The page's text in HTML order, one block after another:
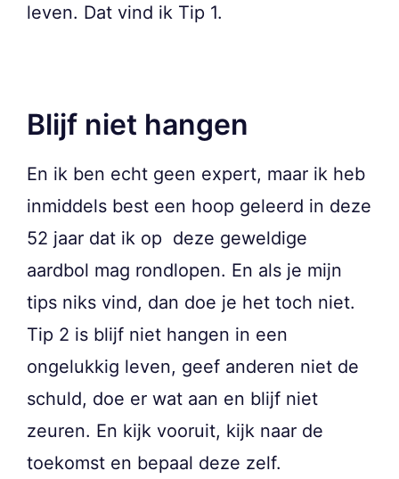
leven. Dat vind ik Tip 1.
Blijf niet hangen
En ik ben echt geen expert, maar ik heb
inmiddels best een hoop geleerd in deze
52 jaar dat ik op deze geweldige
aardbol mag rondlopen. En als je mijn
tips niks vind, dan doe je het toch niet.
Tip 2 is blijf niet hangen in een
ongelukkig leven, geef anderen niet de
schuld, doe er wat aan en blijf niet
zeuren. En kijk vooruit, kijk naar de
toekomst en bepaal deze zelf.